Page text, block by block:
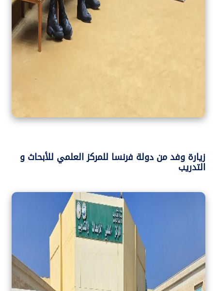
زيارة وفد من دولة فرنسا للمركز العلمي للأبحاث و
التدريب